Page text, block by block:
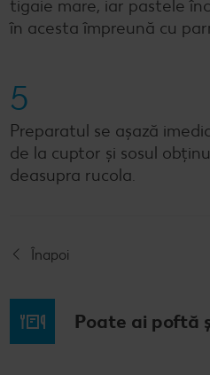
tigaie mare, iar pastele
în acesta împreună cu
5
Preparatul se așază
de la cuptor și sosul
deasupra rucola.
Înapoi
Poate ai poftă